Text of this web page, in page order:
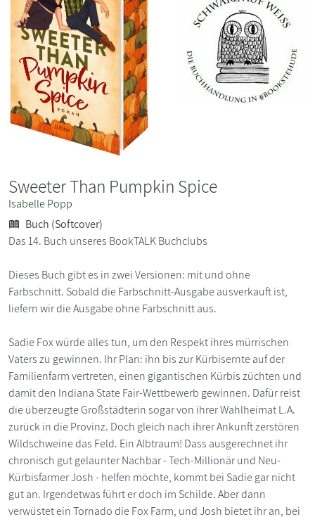
Sweeter Than Pumpkin Spice
Isabelle Popp
Buch (Softcover)
Das 14. Buch unseres BookTALK Buchclubs
Dieses Buch gibt es in zwei Versionen: mit und ohne
Farbschnitt. Sobald die Farbschnitt-Ausgabe ausverkauft ist,
liefern wir die Ausgabe ohne Farbschnitt aus.
Sadie Fox würde alles tun, um den Respekt ihres mürrischen
Vaters zu gewinnen. Ihr Plan: ihn bis zur Kürbisernte auf der
Familienfarm vertreten, einen gigantischen Kürbis züchten und
damit den Indiana State Fair-Wettbewerb gewinnen. Dafür reist
die überzeugte Großstädterin sogar von ihrer Wahlheimat L.A.
zurück in die Provinz. Doch gleich nach ihrer Ankunft zerstören
Wildschweine das Feld. Ein Albtraum! Dass ausgerechnet ihr
chronisch gut gelaunter Nachbar - Tech-Millionär und Neu-
Kürbisfarmer Josh - helfen möchte, kommt bei Sadie gar nicht
gut an. Irgendetwas führt er doch im Schilde. Aber dann
verwüstet ein Tornado die Fox Farm, und Josh bietet ihr an, bei